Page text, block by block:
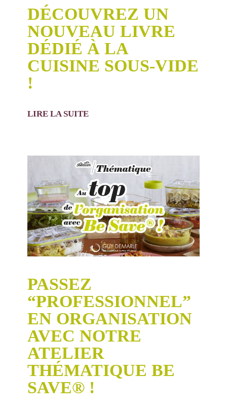
DÉCOUVREZ UN
NOUVEAU LIVRE
DÉDIÉ À LA
CUISINE SOUS-VIDE
!
LIRE LA SUITE
PASSEZ
“PROFESSIONNEL”
EN ORGANISATION
AVEC NOTRE
ATELIER
THÉMATIQUE BE
SAVE® !